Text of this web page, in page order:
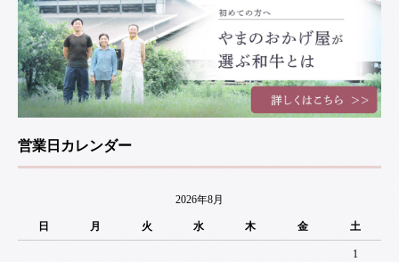
営業日カレンダー
2026年8月
日 月 火 水 木 金 土
1